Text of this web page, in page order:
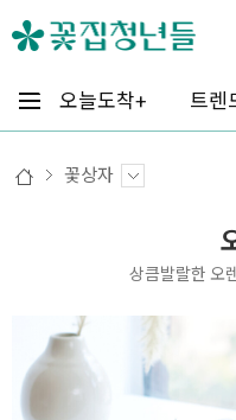
오늘도착+ 트렌
꽃상자
상큼발랄한 오